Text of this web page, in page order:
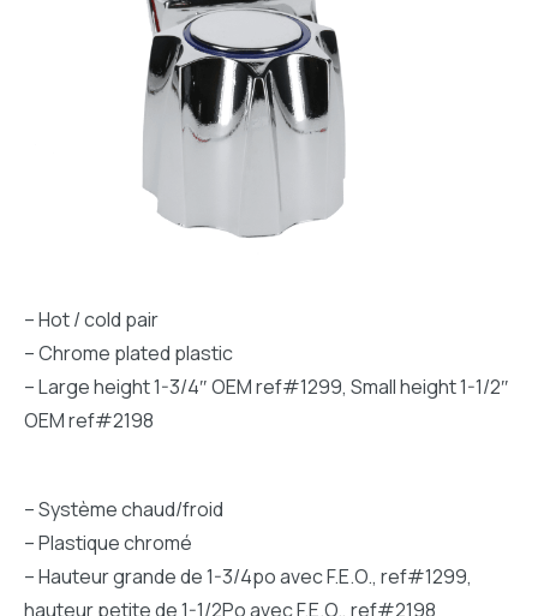
– Hot / cold pair
– Chrome plated plastic
– Large height 1-3/4″ OEM ref#1299, Small height 1-1/2″
OEM ref#2198
– Système chaud/froid
– Plastique chromé
– Hauteur grande de 1-3/4po avec F.E.O., ref#1299,
hauteur petite de 1-1/2Po avec F.E.O., ref#2198